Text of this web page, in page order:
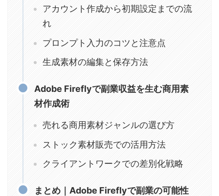
アカウント作成から初期設定までの流
れ
プロンプト入力のコツと注意点
生成素材の編集と保存方法
Adobe Fireflyで副業収益を生む商用素
材作成術
売れる商用素材ジャンルの選び方
ストック素材販売での活用方法
クライアントワークでの差別化戦略
まとめ｜Adobe Fireflyで副業の可能性